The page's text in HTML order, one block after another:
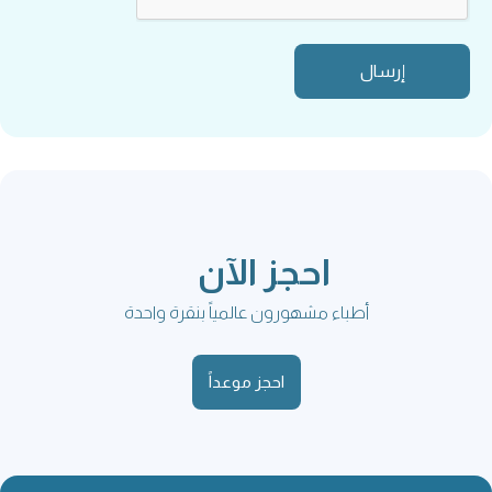
احجز الآن
أطباء مشهورون عالمياً بنقرة واحدة
احجز موعداً